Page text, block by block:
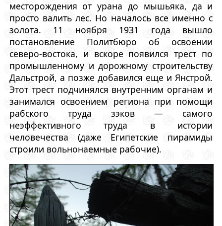
месторождения от урана до мышьяка, да и
просто валить лес. Но началось все именно с
золота. 11 ноября 1931 года вышло
постановление Политбюро об освоении
северо-востока, и вскоре появился трест по
промышленному и дорожному строительству
Дальстрой, а позже добавился еще и Янстрой.
Этот трест подчинялся внутренним органам и
занимался освоением региона при помощи
рабского труда зэков — самого
неэффективного труда в истории
человечества (даже Египетские пирамиды
строили вольнонаемные рабочие).